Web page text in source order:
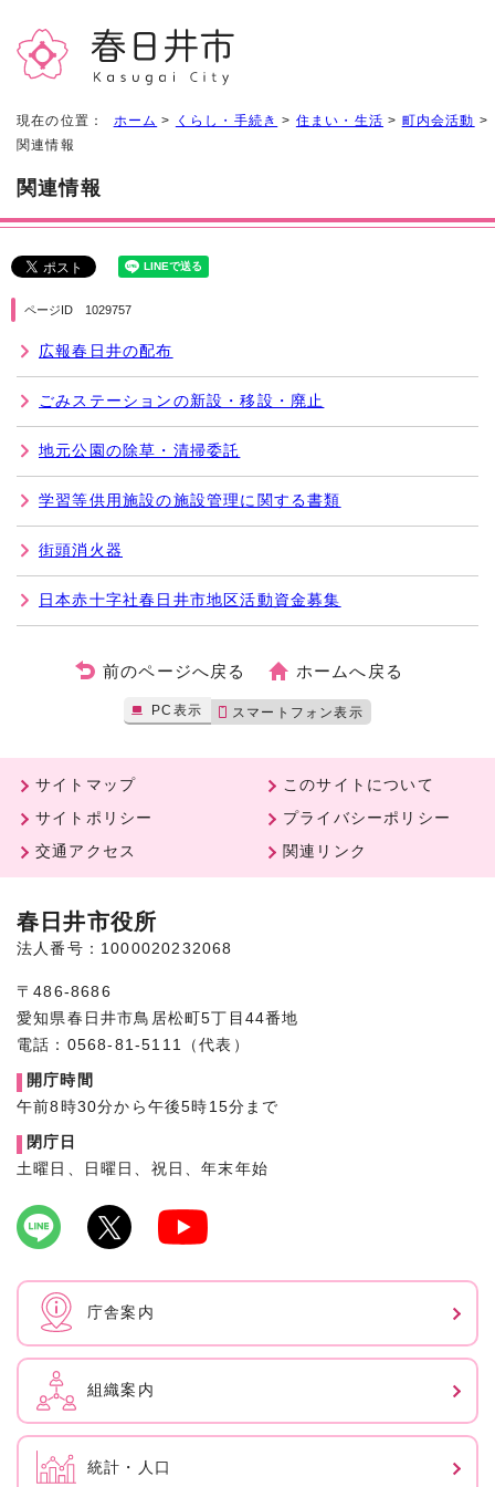
現在の位置： ホーム > くらし・手続き > 住まい・生活 > 町内会活動 >
関連情報
関連情報
ページID 1029757
広報春日井の配布
ごみステーションの新設・移設・廃止
地元公園の除草・清掃委託
学習等供用施設の施設管理に関する書類
街頭消火器
日本赤十字社春日井市地区活動資金募集
前のページへ戻る ホームへ戻る
PC表示 スマートフォン表示
サイトマップ
このサイトについて
サイトポリシー
プライバシーポリシー
交通アクセス
関連リンク
春日井市役所
法人番号：1000020232068
〒486-8686
愛知県春日井市鳥居松町5丁目44番地
電話：0568-81-5111（代表）
開庁時間
午前8時30分から午後5時15分まで
閉庁日
土曜日、日曜日、祝日、年末年始
庁舎案内
組織案内
統計・人口